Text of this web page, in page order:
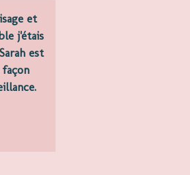
et
j'étais
est